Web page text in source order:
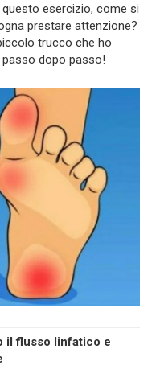
esercizio, come si
prestare attenzione?
trucco che ho
dopo passo!
il flusso linfatico e